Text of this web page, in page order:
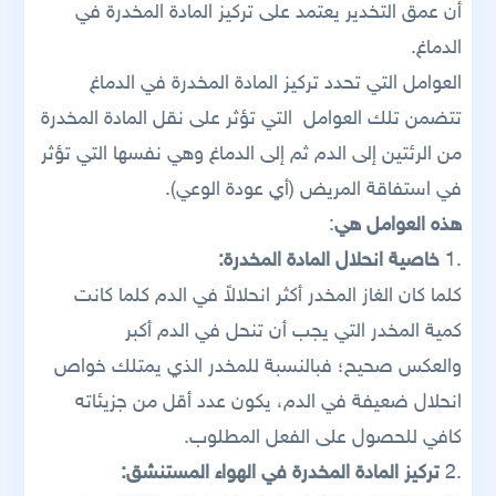
أن عمق التخدير يعتمد على تركيز المادة المخدرة في
الدماغ.
العوامل التي تحدد تركيز المادة المخدرة في الدماغ
تتضمن تلك العوامل التي تؤثر على نقل المادة المخدرة
من الرئتين إلى الدم ثم إلى الدماغ وهي نفسها التي تؤثر
في استفاقة المريض (أي عودة الوعي).
هذه العوامل هي:
.1
خاصية انحلال المادة المخدرة:
كلما كان الغاز المخدر أكثر انحلالاً في الدم كلما كانت
كمية المخدر التي يجب أن تنحل في الدم أكبر
والعكس صحيح؛ فبالنسبة للمخدر الذي يمتلك خواص
انحلال ضعيفة في الدم، يكون عدد أقل من جزيئاته
كافي للحصول على الفعل المطلوب.
.2
تركيز المادة المخدرة في الهواء المستنشق: